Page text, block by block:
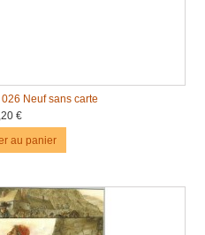
Neuf sans carte
€
au panier